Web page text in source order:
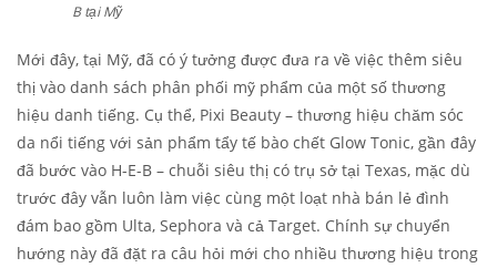
B tại Mỹ
Mới đây, tại Mỹ, đã có ý tưởng được đưa ra về việc thêm siêu
thị vào danh sách phân phối mỹ phẩm của một số thương
hiệu danh tiếng. Cụ thể, Pixi Beauty – thương hiệu chăm sóc
da nổi tiếng với sản phẩm tẩy tế bào chết Glow Tonic, gần đây
đã bước vào H-E-B – chuỗi siêu thị có trụ sở tại Texas, mặc dù
trước đây vẫn luôn làm việc cùng một loạt nhà bán lẻ đình
đám bao gồm Ulta, Sephora và cả Target. Chính sự chuyển
hướng này đã đặt ra câu hỏi mới cho nhiều thương hiệu trong